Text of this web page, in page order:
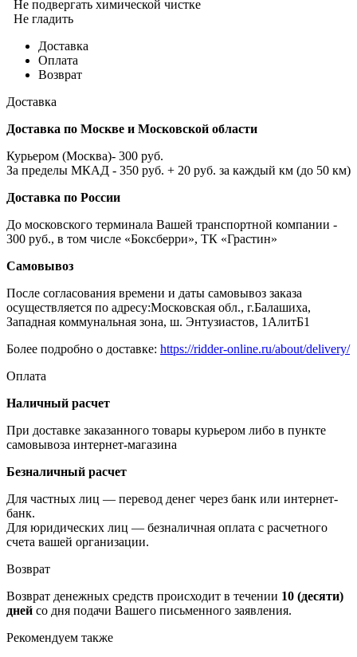
Не подвергать химической чистке
Не гладить
Доставка
Оплата
Возврат
Доставка
Доставка по Москве и Московской области
Курьером (Москва)- 300 руб.
За пределы МКАД - 350 руб. + 20 руб. за каждый км (до 50 км)
Доставка по России
До московского терминала Вашей транспортной компании -
300 руб., в том числе «Боксберри», ТК «Грастин»
Самовывоз
После согласования времени и даты самовывоз заказа
осуществляется по адресу:Московская обл., г.Балашиха,
Западная коммунальная зона, ш. Энтузиастов, 1АлитБ1
Более подробно о доставке: https://ridder-online.ru/about/delivery/
Оплата
Наличный расчет
При доставке заказанного товары курьером либо в пункте
самовывоза интернет-магазина
Безналичный расчет
Для частных лиц — перевод денег через банк или интернет-
банк.
Для юридических лиц — безналичная оплата с расчетного
счета вашей организации.
Возврат
Возврат денежных средств происходит в течении 10 (десяти)
дней со дня подачи Вашего письменного заявления.
Рекомендуем также